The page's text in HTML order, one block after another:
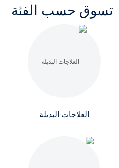
تسوق حسب الفئة
العلاجات البديلة